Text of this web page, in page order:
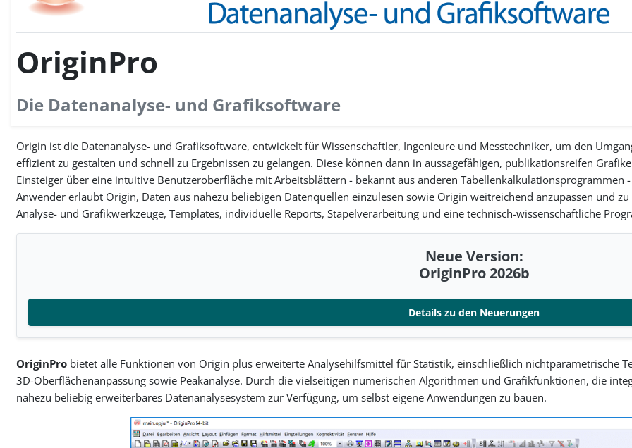
OriginPro
Die Datenanalyse- und Grafiksoftware
Origin ist die Datenanalyse- und Grafiksoftware, entwickelt für Wissenschaftler, Ingenieure und Messtechniker, um den
effizient zu gestalten und schnell zu Ergebnissen zu gelangen. Diese können dann in aussagefähigen, publikationsreifen
Einsteiger über eine intuitive Benutzeroberfläche mit Arbeitsblättern - bekannt aus anderen
Anwender erlaubt Origin, Daten aus nahezu beliebigen Datenquellen einzulesen sowie Origin weitreichend anzupassen und
Analyse- und Grafikwerkzeuge, Templates, individuelle Reports, Stapelverarbeitung und eine technisch-wissenschaftliche
Neue Version:
OriginPro 2026b
Details zu den Neuerungen
OriginProbietet alle Funktionen von Origin plus erweiterte Analysehilfsmittel für Statistik, einschließlich nichtparametrische
3D-Oberflächenanpassung sowie Peakanalyse. Durch die vielseitigen numerischen Algorithmen und Grafikfunktionen, die
nahezu beliebig erweiterbares Datenanalysesystem zur Verfügung, um selbst eigene Anwendungen zu bauen.